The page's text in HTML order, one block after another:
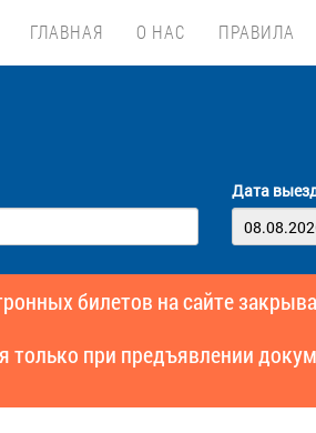
ГЛАВНАЯ О НАС ПРАВИЛА
Дата
билетов на сайте
при предъявлении